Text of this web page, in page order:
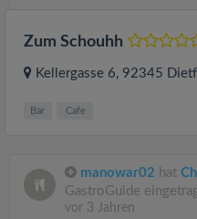
Zum Schouhh
Kellergasse 6, 92345
Bar Cafe
manowar02 hat
GastroGuide
vor 3 Jahren